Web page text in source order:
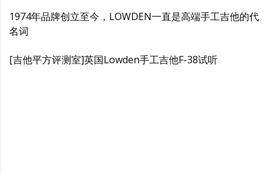
1974年品牌创立至今，LOWDEN一直是高端手工吉他的代
名词
[吉他平方评测室]英国Lowden手工吉他F-38试听